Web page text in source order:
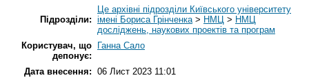
Підрозділи:
Це архівні підрозділи Київського університету
імені Бориса Грінченка> НМЦ > НМЦ
досліджень, наукових проектів та програм
Користувач, що
депонує:
Ганна Сало
Дата внесення: 06 Лист 2023 11:01